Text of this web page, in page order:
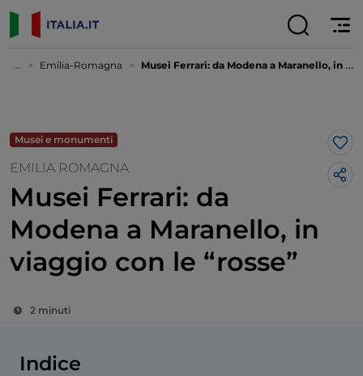
... Emilia-Romagna Musei Ferrari: da Modena a Maranello, in viaggio con le “rosse”
Musei e monumenti
EMILIA ROMAGNA
Musei Ferrari: da
Modena a Maranello, in
viaggio con le “rosse”
2 minuti
Indice